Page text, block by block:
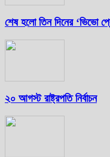
শেষ হলো তিন দিনের ‘ভিভো
২০ আগস্ট রাষ্ট্রপতি নির্বাচন